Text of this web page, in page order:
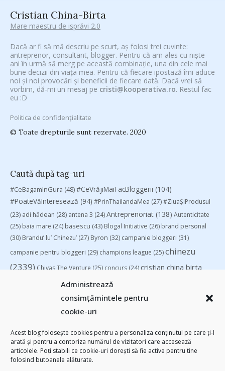
Administrează
consimțămintele pentru
cookie-uri
Acest blog folosește cookies pentru a personaliza conținutul pe care ți-l
arată și pentru a contoriza numărul de vizitatori care accesează
articolele. Poți stabili ce cookie-uri dorești să fie active pentru tine
folosind butoanele alăturate.
Cristian China-Birta
Mare maestru de isprăvi 2.0
Dacă ar fi să mă descriu pe scurt, aș folosi trei cuvinte:
antreprenor, consultant, blogger. Pentru că am ales cu niște
ani în urmă să merg pe această combinație, una din cele mai
bune decizii din viața mea. Pentru că fiecare ipostază îmi aduce
noi și noi provocări și beneficii de fiecare dată. Dacă vrei să
vorbim, dă-mi un mesaj pe cristi@kooperativa.ro. Restul fac
eu :D
Politica de confidențialitate
© Toate drepturile sunt rezervate. 2020
Caută după tag-uri
#CeBagamInGura (48)#CeVrăjiMaiFacBloggerii (104)
#PoateVăInteresează (94) #PrinThailandaMea (27)#ZiuaȘiProdusul
(23) adi hădean (28) antena 3 (24)Antreprenoriat (138) Autenticitate
(25) baia mare (24) basescu (43) Blogal Initiative (26) brand personal
(30) Brandu’ lu’ Chinezu’ (27) Byron (32) campanie bloggeri (31)
campanie pentru bloggeri (29) champions league (25)chinezu
(2339)Chivas The Venture (25)concurs(24)cristian china birta
Despre cartile pe care le-am citit
federatia romana de rugby(22) filosofice(132)
leapsa
(41)romania(45)rugby(29)Samsung (48)sportlocal.ro(39) Studii
(112) TIFF(30) top 10(36)Trompeta lui Eustachio(28) utile(139)
vodafone (51)